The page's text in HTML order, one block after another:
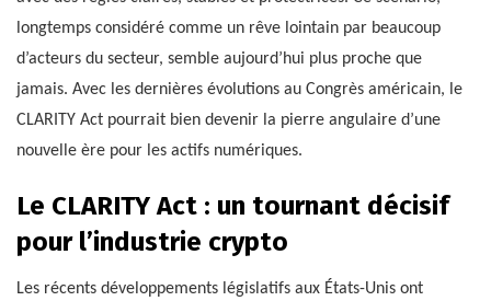
longtemps considéré comme un rêve lointain par beaucoup
d’acteurs du secteur, semble aujourd’hui plus proche que
jamais. Avec les dernières évolutions au Congrès américain, le
CLARITY Act pourrait bien devenir la pierre angulaire d’une
nouvelle ère pour les actifs numériques.
Le CLARITY Act : un tournant décisif
pour l’industrie crypto
Les récents développements législatifs aux États-Unis ont